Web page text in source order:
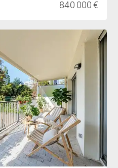
840 000 €